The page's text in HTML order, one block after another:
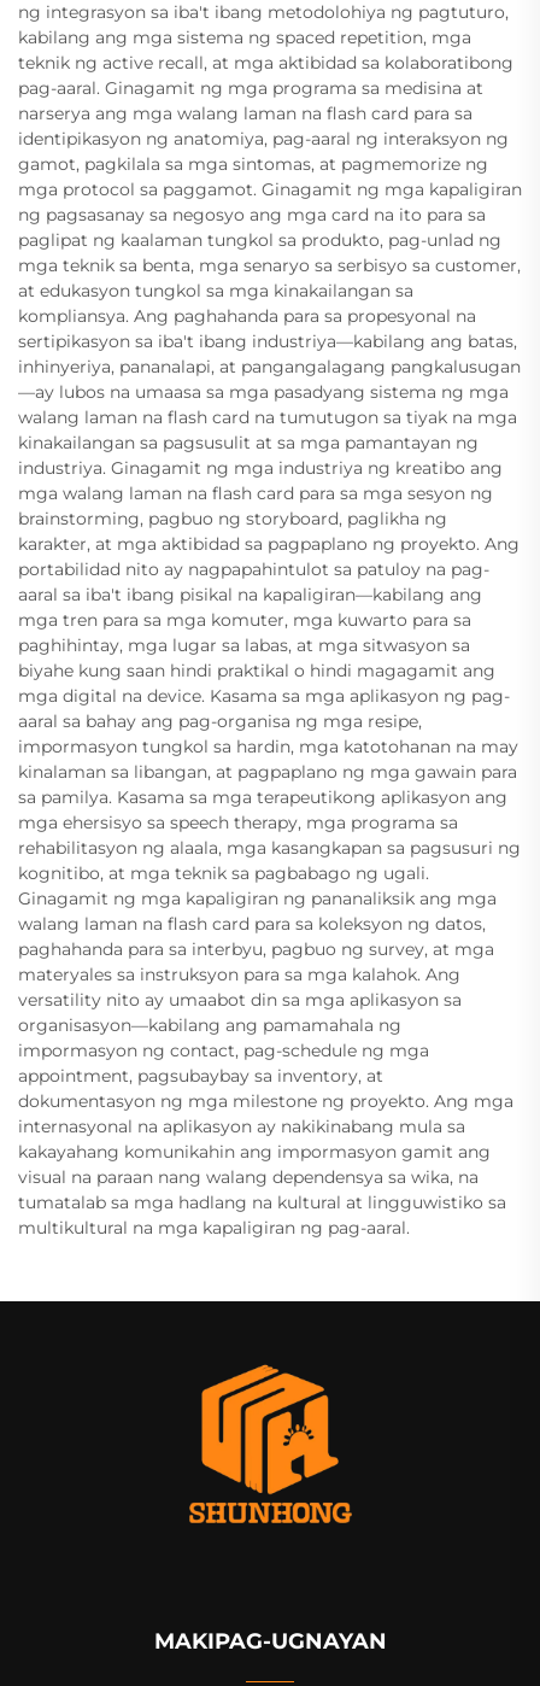
ng integrasyon sa iba't ibang metodolohiya ng pagtuturo,
kabilang ang mga sistema ng spaced repetition, mga
teknik ng active recall, at mga aktibidad sa kolaboratibong
pag-aaral. Ginagamit ng mga programa sa medisina at
narserya ang mga walang laman na flash card para sa
identipikasyon ng anatomiya, pag-aaral ng interaksyon ng
gamot, pagkilala sa mga sintomas, at pagmemorize ng
mga protocol sa paggamot. Ginagamit ng mga kapaligiran
ng pagsasanay sa negosyo ang mga card na ito para sa
paglipat ng kaalaman tungkol sa produkto, pag-unlad ng
mga teknik sa benta, mga senaryo sa serbisyo sa customer,
at edukasyon tungkol sa mga kinakailangan sa
kompliansya. Ang paghahanda para sa propesyonal na
sertipikasyon sa iba't ibang industriya—kabilang ang batas,
inhinyeriya, pananalapi, at pangangalagang pangkalusugan
—ay lubos na umaasa sa mga pasadyang sistema ng mga
walang laman na flash card na tumutugon sa tiyak na mga
kinakailangan sa pagsusulit at sa mga pamantayan ng
industriya. Ginagamit ng mga industriya ng kreatibo ang
mga walang laman na flash card para sa mga sesyon ng
brainstorming, pagbuo ng storyboard, paglikha ng
karakter, at mga aktibidad sa pagpaplano ng proyekto. Ang
portabilidad nito ay nagpapahintulot sa patuloy na pag-
aaral sa iba't ibang pisikal na kapaligiran—kabilang ang
mga tren para sa mga komuter, mga kuwarto para sa
paghihintay, mga lugar sa labas, at mga sitwasyon sa
biyahe kung saan hindi praktikal o hindi magagamit ang
mga digital na device. Kasama sa mga aplikasyon ng pag-
aaral sa bahay ang pag-organisa ng mga resipe,
impormasyon tungkol sa hardin, mga katotohanan na may
kinalaman sa libangan, at pagpaplano ng mga gawain para
sa pamilya. Kasama sa mga terapeutikong aplikasyon ang
mga ehersisyo sa speech therapy, mga programa sa
rehabilitasyon ng alaala, mga kasangkapan sa pagsusuri ng
kognitibo, at mga teknik sa pagbabago ng ugali.
Ginagamit ng mga kapaligiran ng pananaliksik ang mga
walang laman na flash card para sa koleksyon ng datos,
paghahanda para sa interbyu, pagbuo ng survey, at mga
materyales sa instruksyon para sa mga kalahok. Ang
versatility nito ay umaabot din sa mga aplikasyon sa
organisasyon—kabilang ang pamamahala ng
impormasyon ng contact, pag-schedule ng mga
appointment, pagsubaybay sa inventory, at
dokumentasyon ng mga milestone ng proyekto. Ang mga
internasyonal na aplikasyon ay nakikinabang mula sa
kakayahang komunikahin ang impormasyon gamit ang
visual na paraan nang walang dependensya sa wika, na
tumatalab sa mga hadlang na kultural at lingguwistiko sa
multikultural na mga kapaligiran ng pag-aaral.
MAKIPAG-UGNAYAN